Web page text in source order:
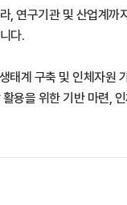
구기관 및 산업계까
다.
구축 및 인체자원
용을 위한 기반 마련,